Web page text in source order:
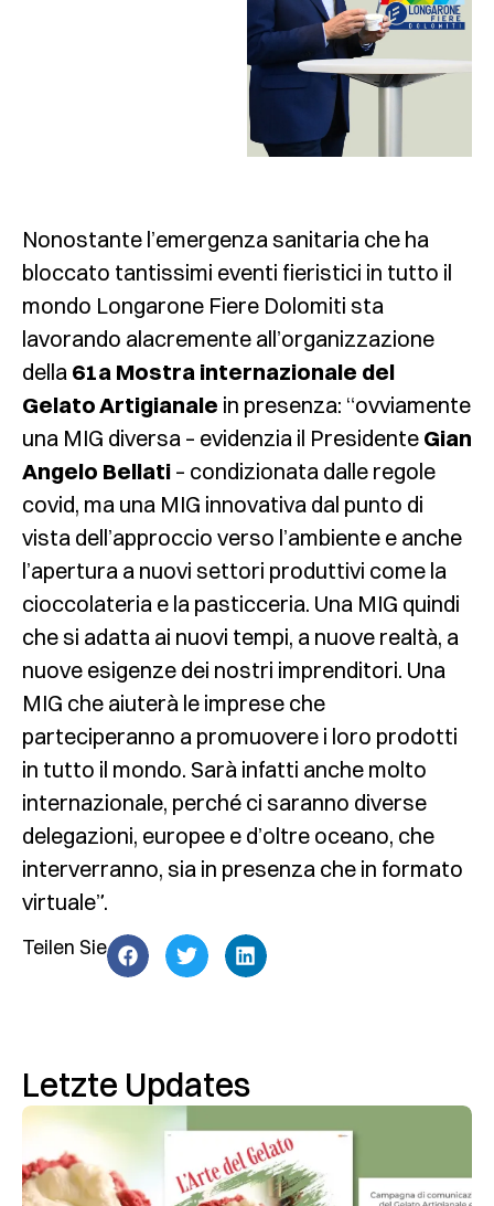
Nonostante l’emergenza sanitaria che ha
bloccato tantissimi eventi fieristici in tutto il
mondo Longarone Fiere Dolomiti sta
lavorando alacremente all’organizzazione
della 61a Mostra internazionale del
Gelato Artigianale in presenza: “ovviamente
una MIG diversa – evidenzia il Presidente Gian
Angelo Bellati – condizionata dalle regole
covid, ma una MIG innovativa dal punto di
vista dell’approccio verso l’ambiente e anche
l’apertura a nuovi settori produttivi come la
cioccolateria e la pasticceria. Una MIG quindi
che si adatta ai nuovi tempi, a nuove realtà, a
nuove esigenze dei nostri imprenditori. Una
MIG che aiuterà le imprese che
parteciperanno a promuovere i loro prodotti
in tutto il mondo. Sarà infatti anche molto
internazionale, perché ci saranno diverse
delegazioni, europee e d’oltre oceano, che
interverranno, sia in presenza che in formato
virtuale”.
Teilen Sie
Letzte Updates